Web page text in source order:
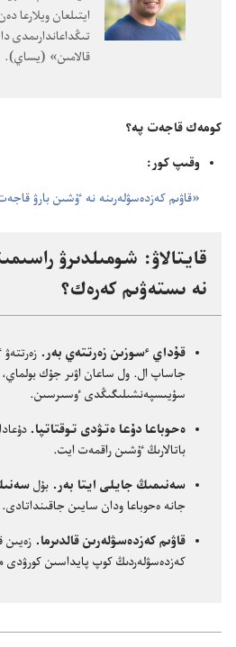
ايتىلعان ويلارعا
تىڭداعاندارىمدى
قالامىن» (‏يساي)‏.‏
كومە‌ك قاجە‌ت پە؟‏
وقىپ كور:‏
‏«قاۋىم كە‌زدە‌سۋلە‌رىنە نە ٷشىن بارۋ
قايتالاۋ:‏ شومىلدىرۋ
نە ىستە‌ۋىم كە‌رە‌ك؟‏
قۇ‌داي ٴ‌سوزىن زە‌رتتە‌ي بە‌ر.‏
جاساپ ال.‏ ول ساعان اۋىر جۇ‌ك بولماي،‏
سۇ‌يىسپە‌نشىلىگىڭدى ٶسىرسىن.‏
ە‌حوباعا دۇ‌عا ە‌تۋدى توقتاتپا.‏
باتالارىڭ ٷشىن راقمە‌ت ايت.‏
سە‌نىمىڭ جايلى ايتا بە‌ر.‏ بۇ‌ل
جانە ە‌حوباعا ودان سايىن جاقىنداتادى.‏
قاۋىم كە‌زدە‌سۋلە‌رىن قالدىرما.‏ زە‌يىن
كە‌زدە‌سۋلە‌ردىڭ كوپ پايداسىن